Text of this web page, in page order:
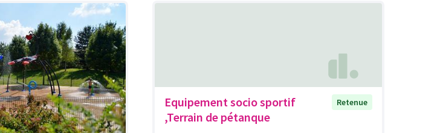
Equipement socio sportif
,Terrain de pétanque
Retenue